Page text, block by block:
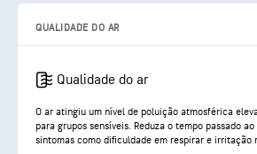
QUALIDADE DO AR
Qualidade do ar
O ar atingiu um nível de poluição atmosférica
para grupos sensíveis. Reduza o tempo passado
sintomas como dificuldade em respirar e irritação